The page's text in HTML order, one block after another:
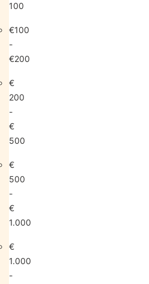
100
€100
-
€200
€
200
-
€
500
€
500
-
€
1.000
€
1.000
-